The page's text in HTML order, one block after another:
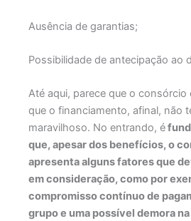
Ausência de garantias;
Possibilidade de antecipação ao
Até aqui, parece que o consórcio
que o financiamento, afinal, não
maravilhoso. No entrando, é
que, apesar dos benefícios, o
apresenta alguns fatores que
em consideração, como por
compromisso contínuo de
grupo e uma possível demora